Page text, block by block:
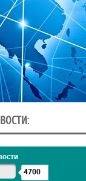
4700